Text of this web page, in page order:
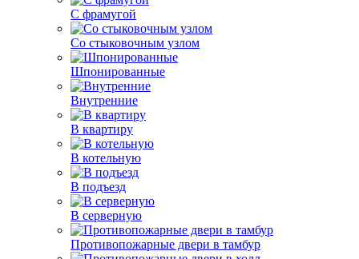
С фрамугой
Со стыковочным узлом
Шпонированные
Внутренние
В квартиру
В котельную
В подъезд
В серверную
Противопожарные двери в тамбур